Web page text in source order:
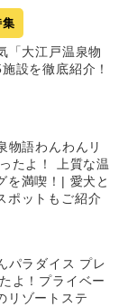
集
「大江戸温泉物
設を徹底紹介！
物語わんわんリ
たよ！ 上質な温
を満喫！| 愛犬と
ポットもご紹介
パラダイス プレ
よ！プライベー
リゾートステ